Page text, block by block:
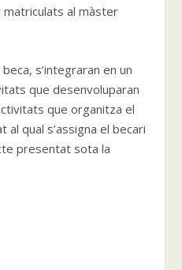
matriculats al màster
s’integraran en un
que desenvoluparan
que organitza el
qual s’assigna el becari
presentat sota la